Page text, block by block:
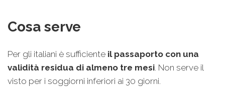
Cosa serve
Per gli italiani è sufficiente il passaporto con una
validità residua di almeno tre mesi. Non serve il
visto per i soggiorni inferiori ai 30 giorni.